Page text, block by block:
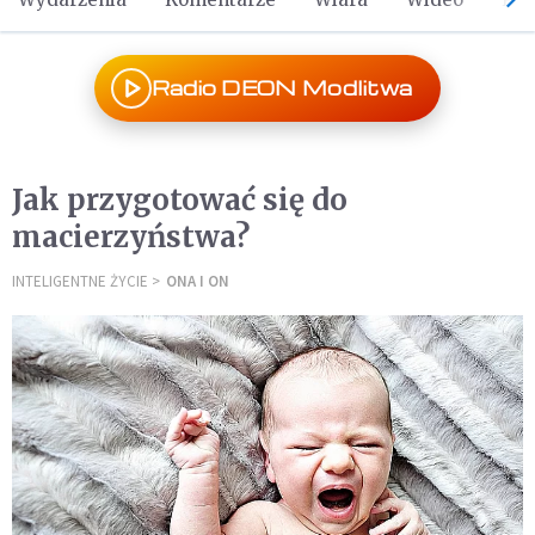
Radio DEON Modlitwa
Jak przygotować się do
macierzyństwa?
INTELIGENTNE ŻYCIE ONA I ON